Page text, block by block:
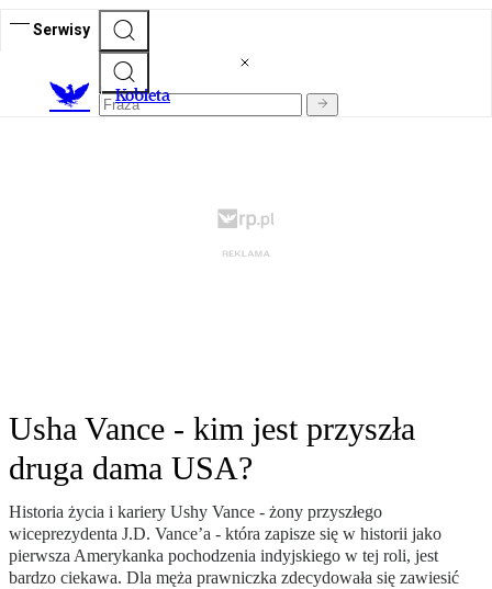
Serwisy
Kobieta
Usha Vance - kim jest przyszła
druga dama USA?
Historia życia i kariery Ushy Vance - żony przyszłego
wiceprezydenta J.D. Vance’a - która zapisze się w historii jako
pierwsza Amerykanka pochodzenia indyjskiego w tej roli, jest
bardzo ciekawa. Dla męża prawniczka zdecydowała się zawiesić